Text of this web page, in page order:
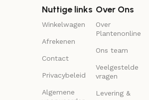
Nuttige links
Winkelwagen
Afrekenen
Contact
Privacybeleid
Algemene
Over Ons
Over
Plantenonline
Ons team
Veelgestelde
vragen
Levering &